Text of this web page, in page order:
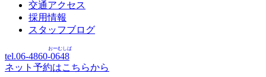
交通アクセス
採用情報
スタッフブログ
tel.06-4860-0648
おーむしば
ネット予約はこちらから